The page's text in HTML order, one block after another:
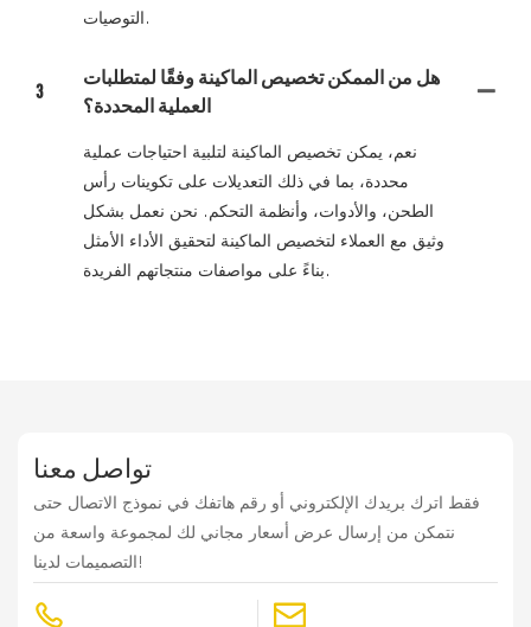
التوصيات.
3
هل من الممكن تخصيص الماكينة وفقًا لمتطلبات
العملية المحددة؟
نعم، يمكن تخصيص الماكينة لتلبية احتياجات عملية
محددة، بما في ذلك التعديلات على تكوينات رأس
الطحن، والأدوات، وأنظمة التحكم. نحن نعمل بشكل
وثيق مع العملاء لتخصيص الماكينة لتحقيق الأداء الأمثل
بناءً على مواصفات منتجاتهم الفريدة.
تواصل معنا
فقط اترك بريدك الإلكتروني أو رقم هاتفك في نموذج الاتصال حتى
نتمكن من إرسال عرض أسعار مجاني لك لمجموعة واسعة من
التصميمات لدينا!